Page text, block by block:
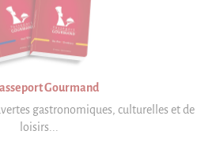
Bas-Rhin
Haut-Rhin
numériques
Actualités
Gourmand
gastronomiques, culturelles et de
loisirs...